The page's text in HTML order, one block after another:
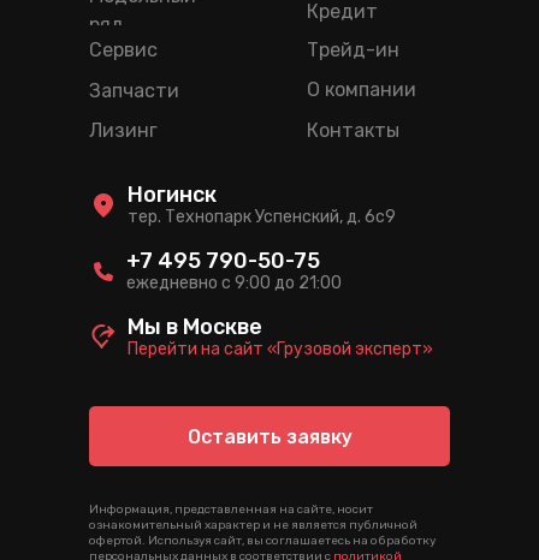
Лизинг
Кредит
Трейд-ин
ряд
Сервис
Запчасти
О компании
Контакты
Оставить заявку
Информация, представленная на сайте, носит
ознакомительный характер и не является публичной
офертой. Используя сайт, вы соглашаетесь на обработку
персональных данных в соответствии с политикой
тер. Технопарк Успенский, д. 6c9
Ногинск
ежедневно с 9:00 до 21:00
+7 495 790-50-75
Перейти на сайт «Грузовой эксперт»
Мы в Москве